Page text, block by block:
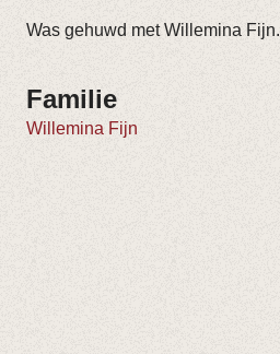
Was gehuwd met Willemina Fijn.
Familie
Willemina Fijn